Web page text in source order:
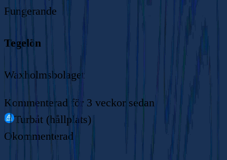
Fungerande
Tegelön
Waxholmsbolaget
Kommenterad för 3 veckor sedan
Turbåt (hållplats)
Okommenterad